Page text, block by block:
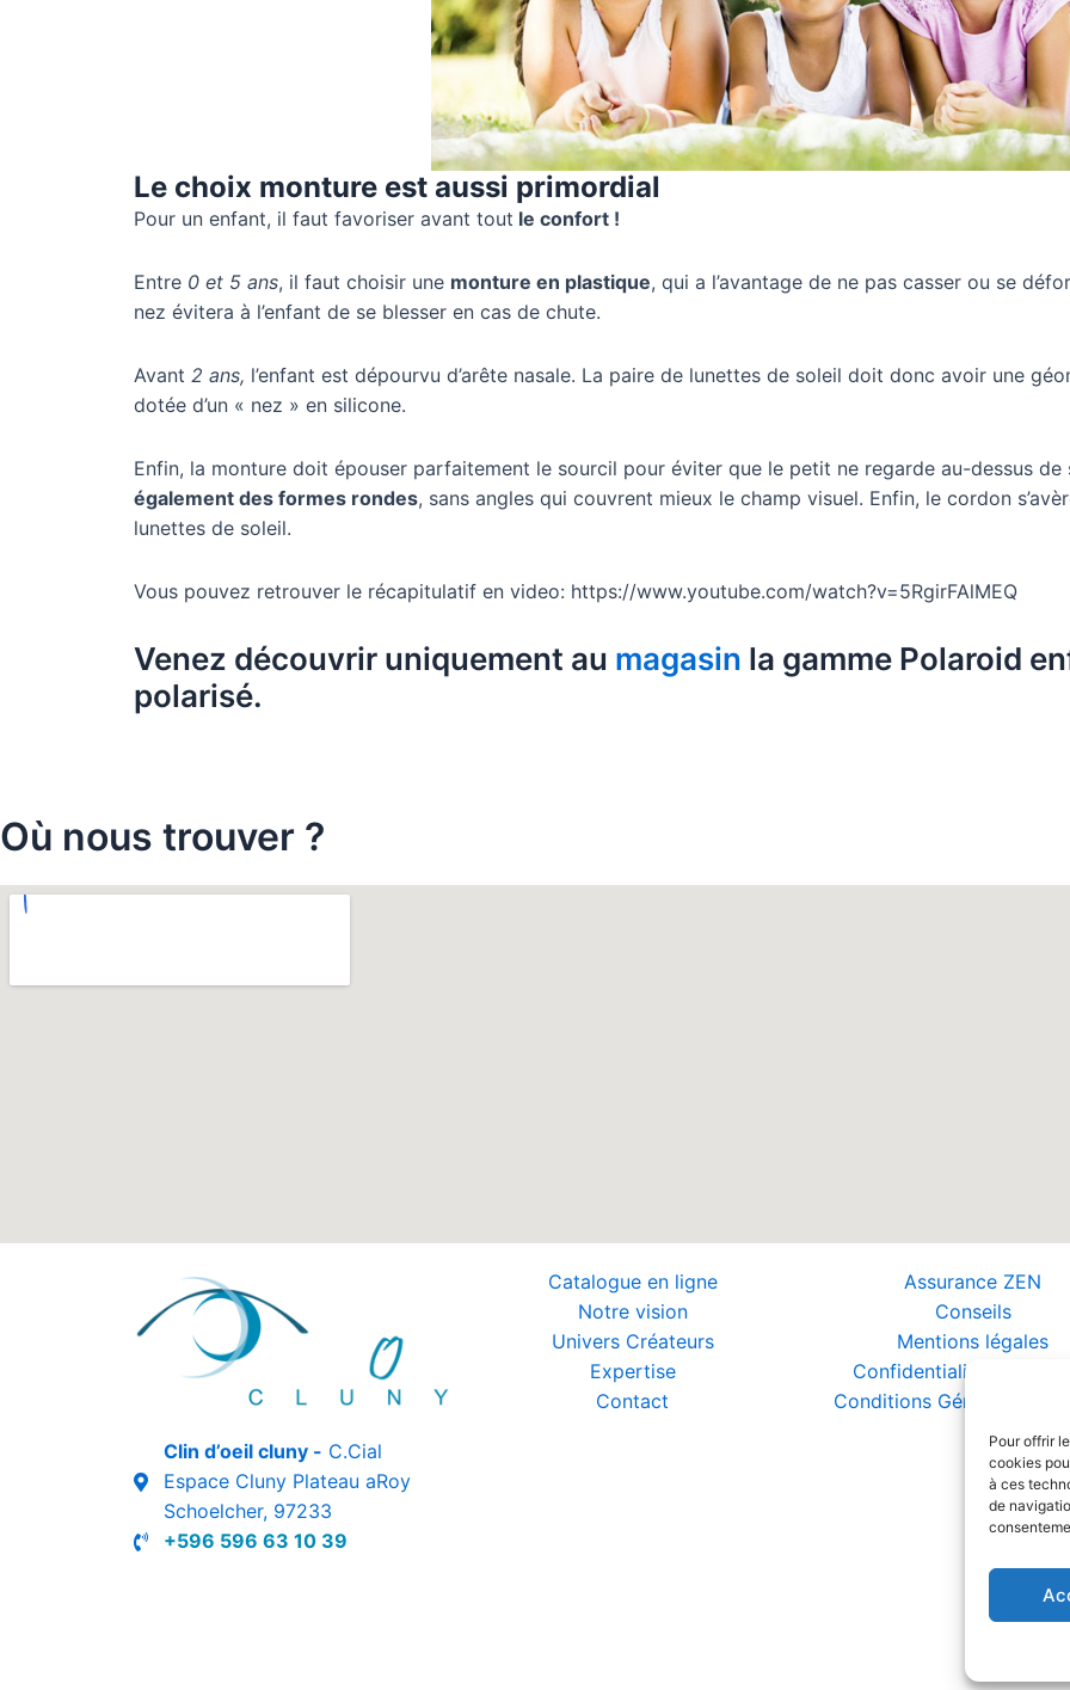
Pour offrir
cookies
à ces
de
Le choix monture est aussi primordial
Pour un enfant, il faut favoriser avant tout le confort !
Entre 0 et 5 ans, il faut choisir une monture en plastique, qui a l’avantage de ne pas casser ou se
nez évitera à l’enfant de se blesser en cas de chute.
Avant 2 ans, l’enfant est dépourvu d’arête nasale. La paire de lunettes de soleil doit donc avoir une
dotée d’un « nez » en silicone.
Enfin, la monture doit épouser parfaitement le sourcil pour éviter que le petit ne regarde au-dessus de
également des formes rondes, sans angles qui couvrent mieux le champ visuel. Enfin, le cordon
lunettes de soleil.
Vous pouvez retrouver le récapitulatif en video: https://www.youtube.com/watch?v=5RgirFAlMEQ
Venez découvrir uniquement au magasin la gamme Polaroid
polarisé.
Où nous trouver ?
Clin d’oeil cluny - C.Cial
Espace Cluny Plateau aRoy
Schoelcher, 97233
+596 596 63 10 39
Catalogue en ligne
Notre vision
Univers Créateurs
Expertise
Contact
Assurance ZEN
Conseils
Mentions légales
Confidentialité et
Conditions Générales de